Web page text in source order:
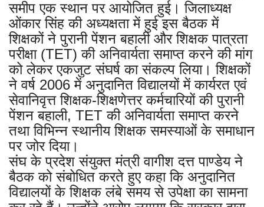
समीप एक स्थान पर आयोजित हुई। जिलाध्यक्ष
ओंकार सिंह की अध्यक्षता में हुई इस बैठक में
शिक्षकों ने पुरानी पेंशन बहाली और शिक्षक पात्रता
परीक्षा (TET) की अनिवार्यता समाप्त करने की मांग
को लेकर एकजुट संघर्ष का संकल्प लिया। शिक्षकों
ने वर्ष 2006 में अनुदानित विद्यालयों में कार्यरत एवं
सेवानिवृत्त शिक्षक-शिक्षणेत्तर कर्मचारियों की पुरानी
पेंशन बहाली, TET की अनिवार्यता समाप्त करने
तथा विभिन्न स्थानीय शिक्षक समस्याओं के समाधान
पर जोर दिया।
संघ के प्रदेश संयुक्त मंत्री वागीश दत्त पाण्डेय ने
बैठक को संबोधित करते हुए कहा कि अनुदानित
विद्यालयों के शिक्षक लंबे समय से उपेक्षा का सामना